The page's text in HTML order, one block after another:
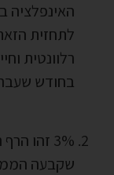
האינפלציה
לתחזית
רלוונטית
בחודש שעבר
3% זהו
שקבעה